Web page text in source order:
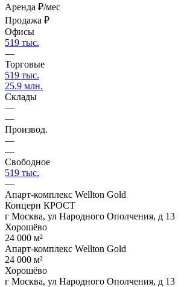
Аренда ₽/мес
Продажа ₽
Офисы
519 тыс.
—
Торговые
519 тыс.
25.9 млн.
Склады
—
—
Производ.
—
—
Свободное
519 тыс.
—
Апарт-комплекс Wellton Gold
Концерн КРОСТ
г Москва, ул Народного Ополчения, д 13
Хорошёво
24 000 м²
Апарт-комплекс Wellton Gold
24 000 м²
Хорошёво
г Москва, ул Народного Ополчения, д 13